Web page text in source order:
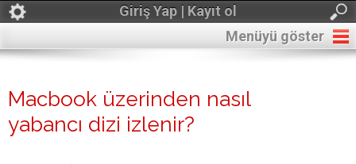
Giriş Yap | Kayıt ol
Menüyü göster
Macbook üzerinden nasıl
yabancı dizi izlenir?